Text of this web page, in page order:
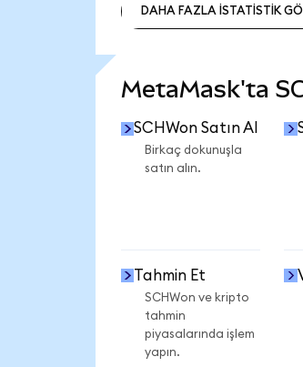
DAHA FAZLA İSTATİSTİK
MetaMask'ta
SCHWon Satın Al
Birkaç dokunuşla
satın alın.
Tahmin Et
SCHWon ve kripto
tahmin
piyasalarında işlem
yapın.